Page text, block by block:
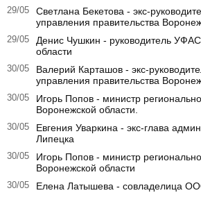
29/05
Светлана Бекетова - экс-
управления правительства
29/05
Денис Чушкин - руководитель
области
30/05
Валерий Карташов - экс-
управления правительства
30/05
Игорь Попов - министр
Воронежской области.
30/05
Евгения Уваркина - экс-глава
Липецка
30/05
Игорь Попов - министр
Воронежской области
30/05 Елена Латышева - совладелица